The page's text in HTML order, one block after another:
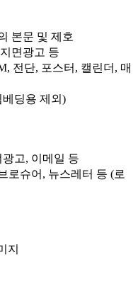
본문 및 제호
면광고 등
전단, 포스터, 캘린더, 매
딩용 제외)
고, 이메일 등
로슈어, 뉴스레터 등 (로
지